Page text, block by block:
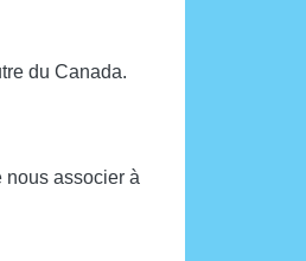
du Canada.
nous associer à